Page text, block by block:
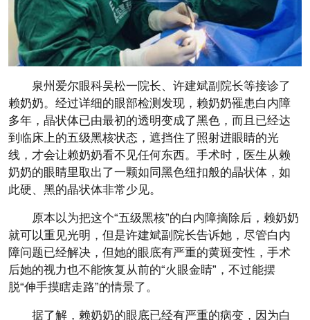
泉州爱尔眼科吴松一院长、许建斌副院长等接诊了
赖奶奶。经过详细的眼部检测发现，赖奶奶罹患白内障
多年，晶状体已由最初的透明变成了黑色，而且已经达
到临床上的五级黑核状态，遮挡住了照射进眼睛的光
线，才会让赖奶奶看不见任何东西。手术时，医生从赖
奶奶的眼睛里取出了一颗如同黑色纽扣般的晶状体，如
此硬、黑的晶状体非常少见。
原本以为把这个“五级黑核”的白内障摘除后，赖奶奶
就可以重见光明，但是许建斌副院长告诉她，尽管白内
障问题已经解决，但她的眼底有严重的黄斑变性，手术
后她的视力也不能恢复从前的“火眼金睛”，不过能摆
脱“伸手摸瞎走路”的情景了。
据了解，赖奶奶的眼底已经有严重的病变，因为白